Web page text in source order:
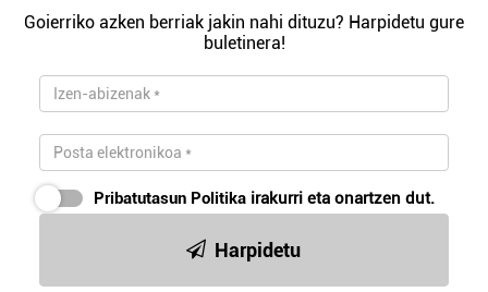
Goierriko azken berriak jakin nahi dituzu? Harpidetu gure
buletinera!
Pribatutasun Politika irakurri eta onartzen dut.
Harpidetu